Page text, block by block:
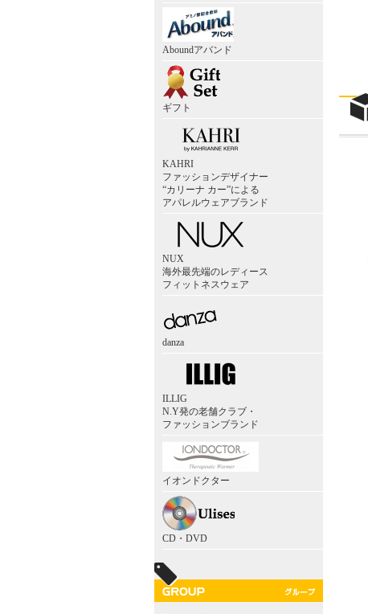
Aboundアバンド
ギフト
KAHRI
ファッションデザイナー
“カリーナ カー”による
アパレルウェアブランド
NUX
海外最先端のレディース
フィットネスウェア
danza
ILLIG
N.Y発の老舗クラブ・
ファッションブランド
イオンドクター
CD・DVD